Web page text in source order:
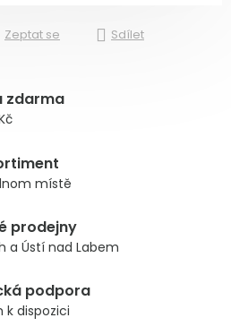
Zeptat se Sdílet
zdarma
místě
prodejny
a Ústí nad Labem
podpora
k dispozici